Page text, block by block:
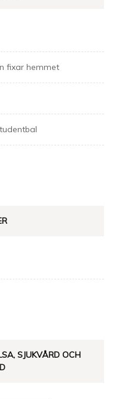
fixar hemmet
SJUKVÅRD OCH